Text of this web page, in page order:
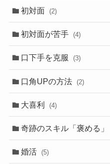
初対面 (2)
初対面が苦手 (4)
口下手を克服 (3)
口角UPの方法 (2)
大喜利 (4)
奇跡のスキル「褒める」
婚活 (5)